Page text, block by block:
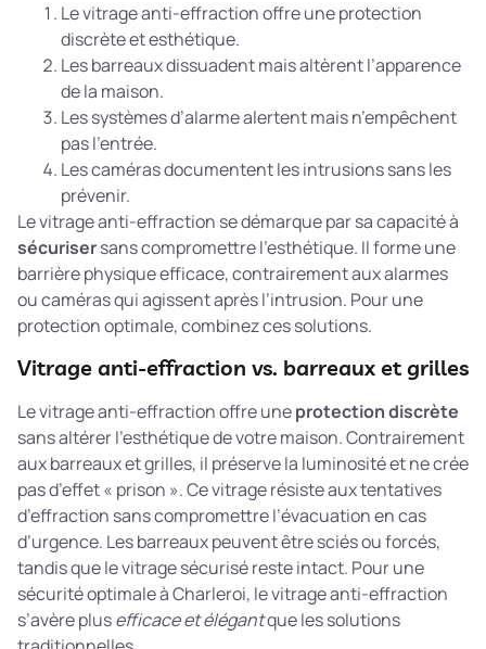
Le vitrage anti-effraction offre une protection
discrète et esthétique.
Les barreaux dissuadent mais altèrent l’apparence
de la maison.
Les systèmes d’alarme alertent mais n’empêchent
pas l’entrée.
Les caméras documentent les intrusions sans les
prévenir.
Le vitrage anti-effraction se démarque par sa capacité à
sécurisersans compromettre l’esthétique. Il forme une
barrière physique efficace, contrairement aux alarmes
ou caméras qui agissent après l’intrusion. Pour une
protection optimale, combinez ces solutions.
Vitrage anti-effraction vs. barreaux et grilles
Le vitrage anti-effraction offre uneprotection discrète
sans altérer l’esthétique de votre maison. Contrairement
aux barreaux et grilles, il préserve la luminosité et ne crée
pas d’effet « prison ». Ce vitrage résiste aux tentatives
d’effraction sans compromettre l’évacuation en cas
d’urgence. Les barreaux peuvent être sciés ou forcés,
tandis que le vitrage sécurisé reste intact. Pour une
sécurité optimale à Charleroi, le vitrage anti-effraction
s’avère plusefficace et élégantque les solutions